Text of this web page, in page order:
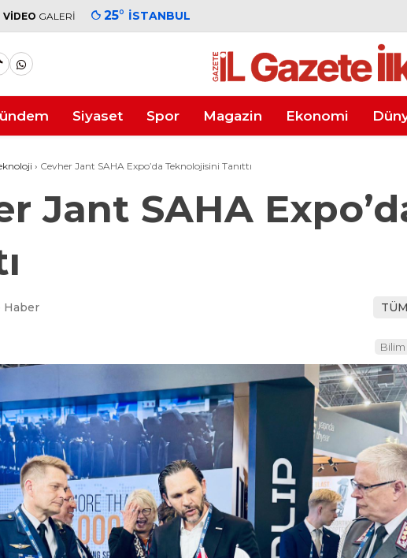
VİDEO GALERİ 25° İSTANBUL
Siyaset Spor Magazin Ekonomi
› Cevher Jant SAHA Expo’da Teknolojisini Tanıttı
Jant SAHA
Haber